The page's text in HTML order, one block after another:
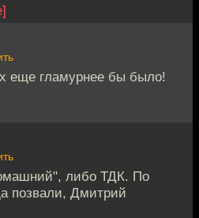
еще гламурнее бы было!
либо ТДК. По
позвали, Дмитрий